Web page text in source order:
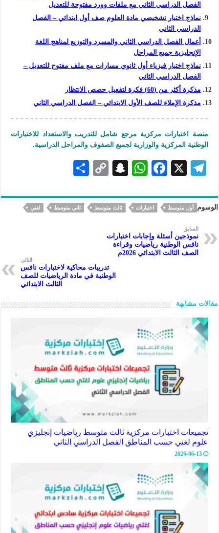
الفصل الدراسي الثاني مع ملفات وورد مفتوحة للتعديل
نماذج اختبار تشخيصي مادة العلوم صف أول ابتدائي – الفصل
الدراسي الثاني
أعمال الفصل الدراسي الثاني والمسرد والتوزيع لمناهج اللغة
الإنجليزية جميع المراحل
نماذج اختبار فيزياء أول ثانوي مسارات مع ملف مفتوح للتعديل –
الفصل الدراسي الثاني
مذكرة أكثر من (60) فكرة لتفعيل حصص الانتظار
مذكرة الإملاء للصف الأول الابتدائي – الفصل الدراسي الثاني
منصة اختبارات مركزية مرجع شامل للتدريب والاستعداد للاختبارات
الوطنية المركزية والوزارية لجميع الصفوف والمراحل الدراسية.
Te
gr
a
m
X
F
eb
oo
k
W
at
s
A
p
S
a
pc
C
p
y
ar
e
الوسوم أول متوسط اختبارات ثالث متوسط ثاني متوسط لغتي
السابق
نموذجين أسئلة وإجابات اختبارات
نافس الوطنية رياضيات وقراءة
الصف الثالث الابتدائي 2026م
التالي
تدريبات محاكية لاختبارات نافس
الوطنية في مادة الرياضيات للصف
الثالث الابتدائي
مقالات مشابهة
تجميعات اختبارات مركزية ثالث متوسط رياضيات إنجليزي
علوم لغتي حسب المناطق الفصل الدراسي الثاني
2026-06-13